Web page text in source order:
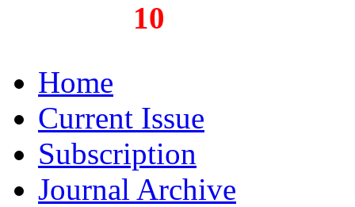
10
Home
Current Issue
Subscription
Journal Archive